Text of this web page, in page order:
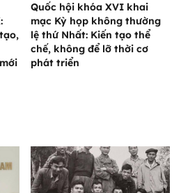
Quốc hội khóa XVI khai
mạc Kỳ họp không thường
lệ thứ Nhất: Kiến tạo thể
chế, không để lỡ thời cơ
phát triển